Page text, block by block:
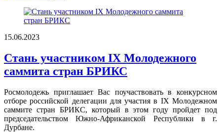
15.06.2023
Стань участником IX Молодежного
саммита стран БРИКС
Росмолодежь приглашает Вас поучаствовать в конкурсном
отборе российской делегации для участия в IX Молодежном
саммите стран БРИКС, который в этом году пройдет под
председательством Южно-Африканской Республики в г.
Дурбане.